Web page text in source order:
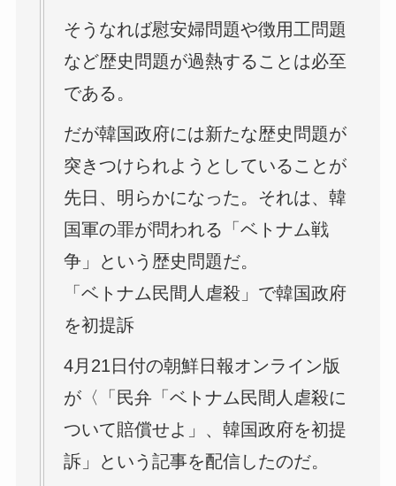
そうなれば慰安婦問題や徴用工問題
など歴史問題が過熱することは必至
である。
だが韓国政府には新たな歴史問題が
突きつけられようとしていることが
先日、明らかになった。それは、韓
国軍の罪が問われる「ベトナム戦
争」という歴史問題だ。
「ベトナム民間人虐殺」で韓国政府
を初提訴
4月21日付の朝鮮日報オンライン版
が〈「民弁「ベトナム民間人虐殺に
ついて賠償せよ」、韓国政府を初提
訴」という記事を配信したのだ。